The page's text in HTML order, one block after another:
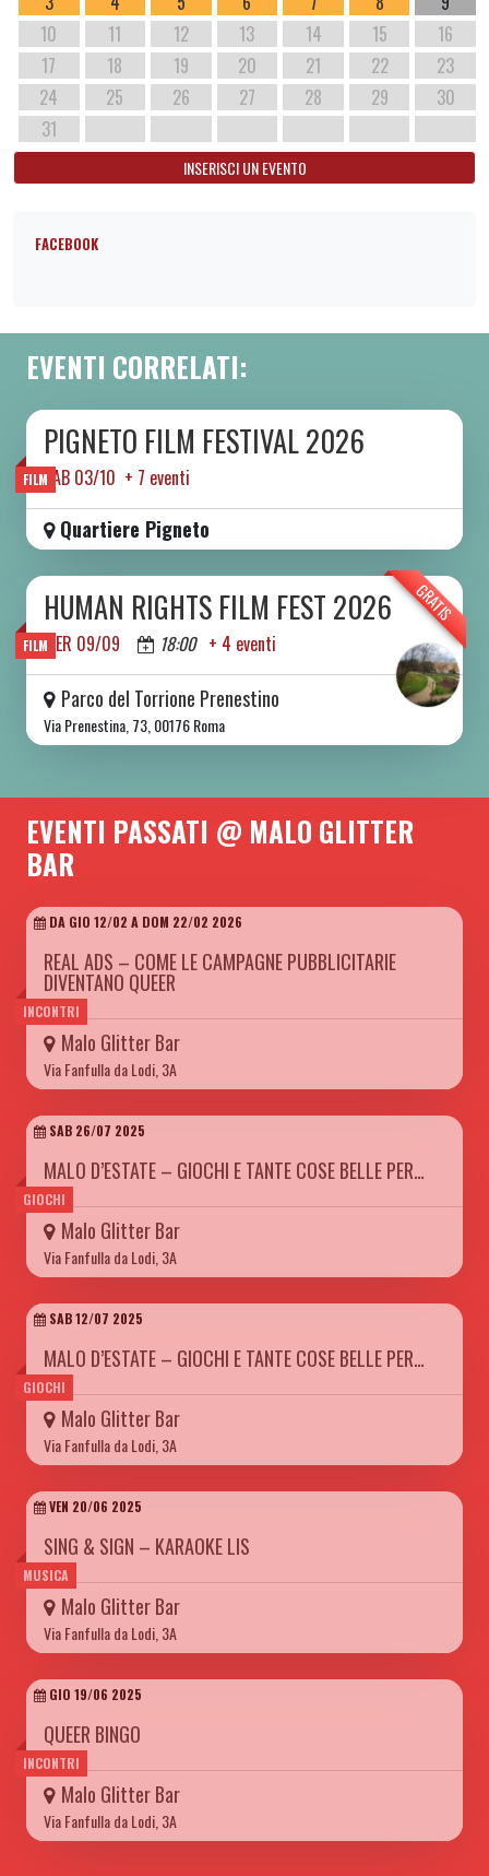
10
11 12 13 14 15
16
17
18 19 20 21 22
23
24
25 26 27 28 29
30
31
INSERISCI UN EVENTO
FACEBOOK
EVENTI CORRELATI:
FILM
DA SAB 03/10 A SAB 10/10 2026
PIGNETO FILM FESTIVAL 2026
SAB 03/10 + 7 eventi
Quartiere Pigneto
FILM
GRATIS
DA MER 09/09 A DOM 13/09 2026
HUMAN RIGHTS FILM FEST 2026
MER 09/09 18:00 + 4 eventi
Parco del Torrione Prenestino
Via Prenestina, 73, 00176 Roma
EVENTI PASSATI @ MALO GLITTER
BAR
INCONTRI
DA GIO 12/02 A DOM 22/02 2026
REAL ADS – COME LE CAMPAGNE PUBBLICITARIE
DIVENTANO QUEER
Malo Glitter Bar
Via Fanfulla da Lodi, 3A
GIOCHI
SAB 26/07 2025
MALO D’ESTATE – GIOCHI E TANTE COSE BELLE PER…
Malo Glitter Bar
Via Fanfulla da Lodi, 3A
GIOCHI
SAB 12/07 2025
MALO D’ESTATE – GIOCHI E TANTE COSE BELLE PER…
Malo Glitter Bar
Via Fanfulla da Lodi, 3A
MUSICA
VEN 20/06 2025
SING & SIGN – KARAOKE LIS
Malo Glitter Bar
Via Fanfulla da Lodi, 3A
INCONTRI
GIO 19/06 2025
QUEER BINGO
Malo Glitter Bar
Via Fanfulla da Lodi, 3A